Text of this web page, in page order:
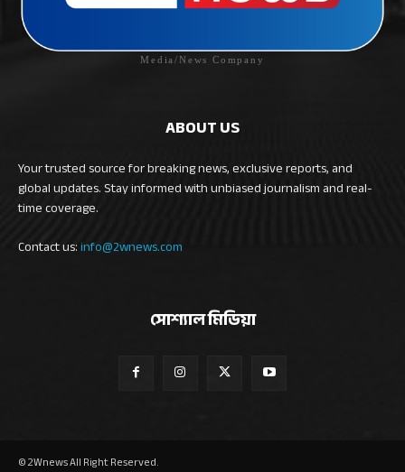
Media/News Company
ABOUT US
Your trusted source for breaking news, exclusive reports, and
global updates. Stay informed with unbiased journalism and real-
time coverage.
Contact us:info@2wnews.com
সোশ্যাল মিডিয়া
© 2Wnews All Right Reserved.